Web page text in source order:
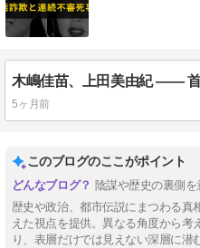
5ヶ月前
このブログのここがポイント
陰謀や歴史の裏側
歴史や政治、都市伝説にまつわる真
えた視点を提供。異なる角度から考
り、表層だけでは見えない深層に